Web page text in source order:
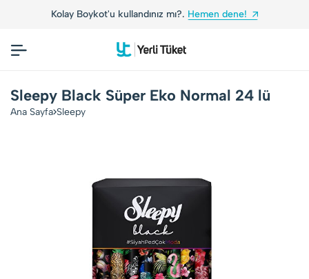
Kolay Boykot'u kullandınız mı?.Hemen dene!
Sleepy Black Süper Eko Normal 24 lü
Ana Sayfa Sleepy